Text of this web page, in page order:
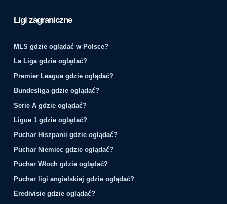
Ligi zagraniczne
MLS gdzie oglądać w Polsce?
La Liga gdzie oglądać?
Premier League gdzie oglądać?
Bundesliga gdzie oglądać?
Serie A gdzie oglądać?
Ligue 1 gdzie oglądać?
Puchar Hiszpanii gdzie oglądać?
Puchar Niemiec gdzie oglądać?
Puchar Włoch gdzie oglądać?
Puchar ligi angielskiej gdzie oglądać?
Eredivisie gdzie oglądać?